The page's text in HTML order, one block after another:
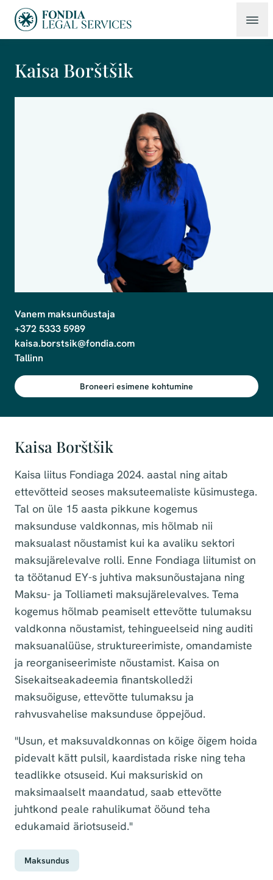
Kaisa Borštšik
Vanem maksunõustaja
+372 5333 5989
kaisa.borstsik@fondia.com
Broneeri esimene kohtumine
Kaisa Borštšik
Kaisa liitus Fondiaga 2024. aastal ning aitab
ettevõtteid seoses maksuteemaliste küsimustega.
Tal on üle 15 aasta pikkune kogemus
maksunduse valdkonnas, mis hõlmab nii
maksualast nõustamist kui ka avaliku sektori
maksujärelevalve rolli. Enne Fondiaga liitumist on
ta töötanud EY-s juhtiva maksunõustajana ning
Maksu- ja Tolliameti maksujärelevalves. Tema
kogemus hõlmab peamiselt ettevõtte tulumaksu
valdkonna nõustamist, tehingueelseid ning auditi
maksuanalüüse, struktureerimiste, omandamiste
ja reorganiseerimiste nõustamist. Kaisa on
Sisekaitseakadeemia finantskolledži
maksuõiguse, ettevõtte tulumaksu ja
rahvusvahelise maksunduse õppejõud.
"Usun, et maksuvaldkonnas on kõige õigem hoida
pidevalt kätt pulsil, kaardistada riske ning teha
teadlikke otsuseid. Kui maksuriskid on
maksimaalselt maandatud, saab ettevõtte
juhtkond peale rahulikumat ööund teha
edukamaid äriotsuseid."
Maksundus